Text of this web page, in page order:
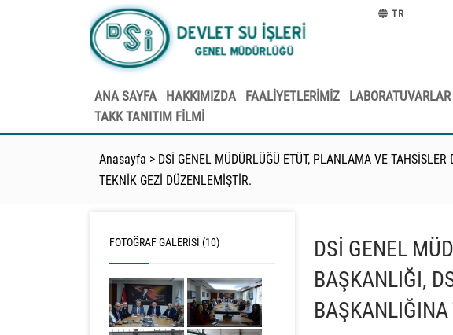
TR
ANA SAYFA HAKKIMIZDA FAALİYETLERİMİZ LABORATUVARLAR
TAKK TANITIM FILMI
Anasayfa > DSİ GENEL MÜDÜRLÜĞÜ ETÜT, PLANLAMA VE
TEKNİK GEZİ DÜZENLEMİŞTİR.
DSİ GENEL
BAŞKANLIĞI,
FOTOĞRAF GALERISI (10)